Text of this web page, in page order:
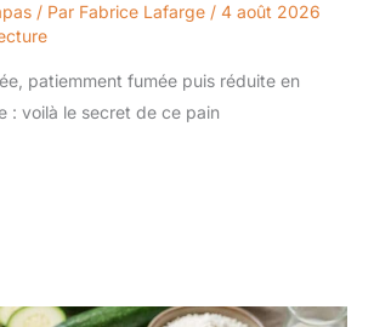
/ Par Fabrice Lafarge / 4 août 2026
patiemment fumée puis réduite en
: voilà le secret de ce pain